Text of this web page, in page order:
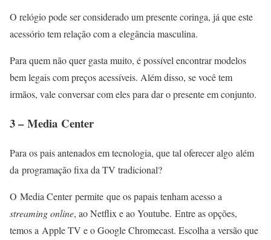
O relógio pode ser considerado um presente coringa, já que este
acessório tem relação com a elegância masculina.
Para quem não quer gasta muito, é possível encontrar modelos
bem legais com preços acessíveis. Além disso, se você tem
irmãos, vale conversar com eles para dar o presente em conjunto.
3 – Media Center
Para os pais antenados em tecnologia, que tal oferecer algo além
da programação fixa da TV tradicional?
O Media Center permite que os papais tenham acesso a
streaming online, ao Netflix e ao Youtube. Entre as opções,
temos a Apple TV e o Google Chromecast. Escolha a versão que